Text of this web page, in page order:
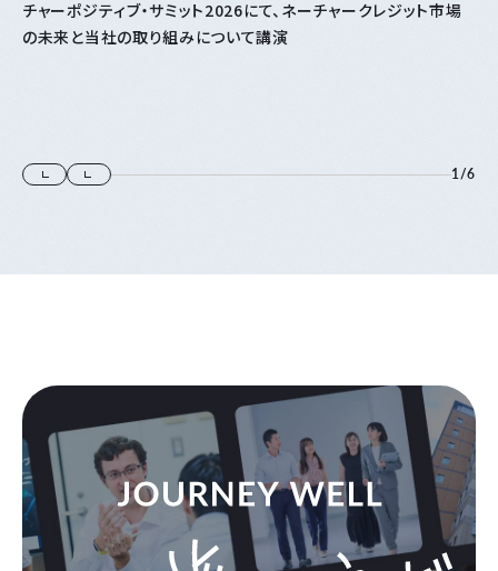
チャーポジティブ・サミット2026にて、ネーチャークレジット市場
の未来と当社の取り組みについて講演
1/6